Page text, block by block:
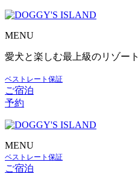
MENU
愛犬と楽しむ最上級のリゾート
ベストレート保証
ご宿泊
予約
MENU
ベストレート保証
ご宿泊